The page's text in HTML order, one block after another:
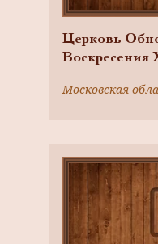
Церковь
Воскресения